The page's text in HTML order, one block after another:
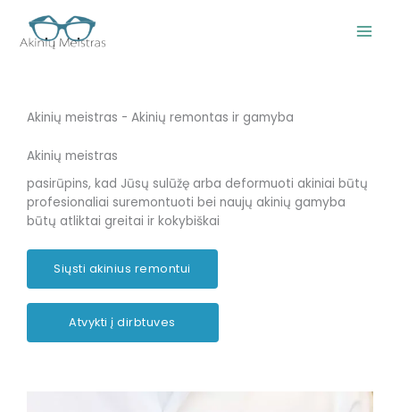
turinio
Akinių meistras - Akinių remontas ir gamyba
Akinių meistras
pasirūpins, kad Jūsų sulūžę arba deformuoti akiniai būtų
profesionaliai suremontuoti bei naujų akinių gamyba
būtų atliktai greitai ir kokybiškai
Siųsti akinius remontui
Atvykti į dirbtuves